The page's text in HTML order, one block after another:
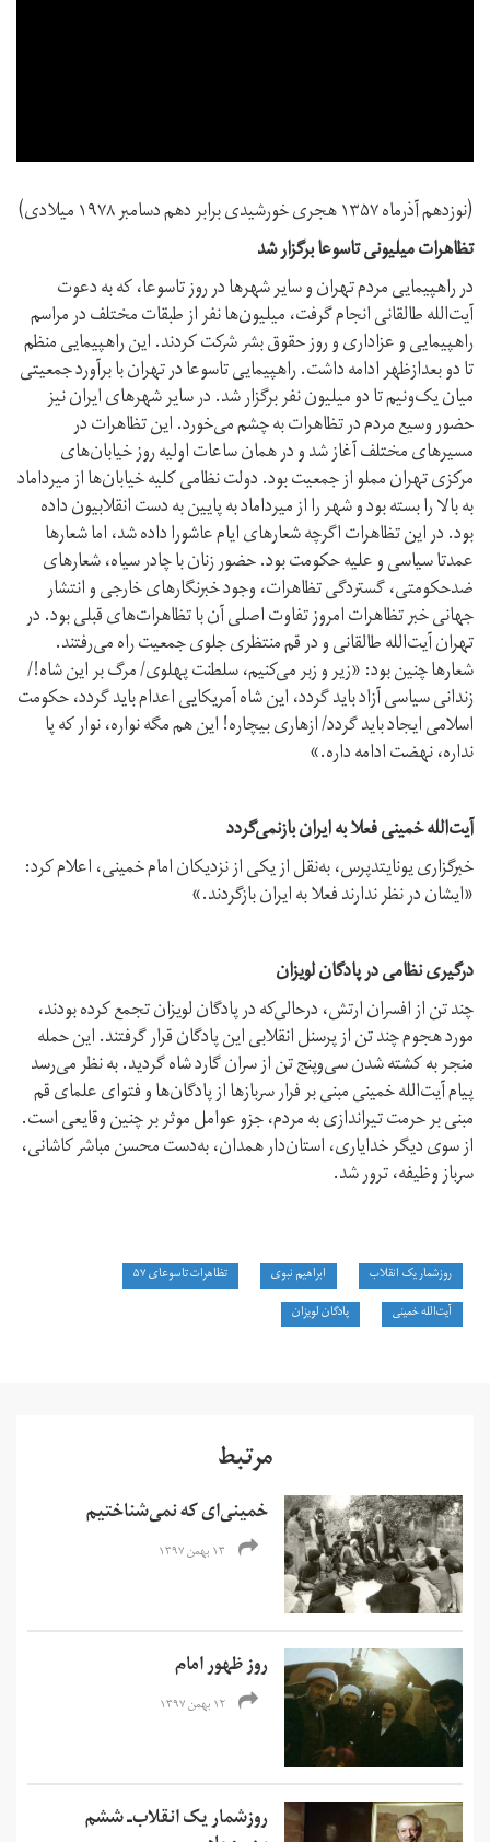
(نوزدهم آذر‌ماه ۱۳۵۷ هجری خورشیدی برابر دهم دسامبر ۱۹۷۸ میلادی)
تظاهرات میلیونی تاسوعا برگزار شد
در راهپیمایی مردم تهران و سایر شهرها در روز تاسوعا، که به دعوت
آیت‌الله طالقانی انجام گرفت، میلیون‌ها نفر از طبقات مختلف در مراسم
راهپیمایی و عزاداری و روز حقوق بشر شرکت کردند. این راهپیمایی منظم
تا دو بعد‌از‌ظهر ادامه داشت. راهپیمایی تاسوعا در تهران با برآورد جمعیتی
میان یک‌و‌نیم تا دو میلیون نفر برگزار شد. در سایر شهرهای ایران نیز
حضور وسیع مردم در تظاهرات به چشم می‌خورد. این تظاهرات در
مسیرهای مختلف آغاز شد و در همان ساعات اولیه روز خیابان‌های
مرکزی تهران مملو از جمعیت بود. دولت نظامی کلیه خیابان‌ها از میرداماد
به بالا را بسته بود و شهر را از میرداماد به پایین به دست انقلابیون داده
بود. در این تظاهرات اگرچه شعارهای ایام عاشورا داده شد، اما شعارها
عمدتا سیاسی و علیه حکومت بود. حضور زنان با چادر سیاه، شعارهای
ضد‌حکومتی، گستردگی تظاهرات، وجود خبرنگارهای خارجی و انتشار
جهانی خبر تظاهرات امروز تفاوت اصلی آن با تظاهرات‌های قبلی بود. در
تهران آیت‌الله طالقانی و در قم منتظری جلوی جمعیت راه می‌رفتند.
شعارها چنین بود: «زیر و زبر می‌کنیم، سلطنت پهلوی/ مرگ بر این شاه!/
زندانی سیاسی آزاد باید گردد، این شاه آمریکایی اعدام باید گردد، حکومت
اسلامی ایجاد باید گردد/ ازهاری بیچاره! این هم مگه نواره، نوار که پا
نداره، نهضت ادامه داره.»
آیت‌الله خمینی فعلا به ایران باز‌نمی‌گردد
خبرگزاری یونایتدپرس، به‌نقل از یکی از نزدیکان امام خمینی، اعلام کرد:
«ایشان در نظر ندارند فعلا به ایران بازگردند.»
درگیری نظامی در پادگان لویزان
چند تن از افسران ارتش، در‌حالی‌که در پادگان لویزان تجمع کرده بودند،
مورد هجوم چند تن از پرسنل انقلابی این پادگان قرار گرفتند. این حمله
منجر به کشته شدن سی‌و‌پنج تن از سران گارد شاه گردید. به نظر می‌رسد
پیام آیت‌الله خمینی مبنی بر فرار سربازها از پادگان‌ها و فتوای علمای قم
مبنی بر حرمت تیراندازی به مردم، جزو عوامل موثر بر چنین وقایعی است.
از سوی دیگر خدایاری، استان‌دار همدان، به‌دست محسن مباشر کاشانی،
سرباز وظیفه، ترور شد.
روزشمار یک انقلاب ابراهیم نبوی
تظاهرات تاسوعای ۵۷
آیت‌الله خمینی
پادگان لویزان
مرتبط
خمینی‌ای که نمی‌شناختیم
۱۳ بهمن ۱۳۹۷
روز ظهور امام
۱۲ بهمن ۱۳۹۷
روزشمار یک انقلاب‌ـ ششم